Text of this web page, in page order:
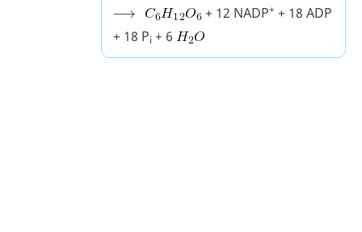
+ 12 NADP+ + 18 ADP
+ 18 Pi + 6